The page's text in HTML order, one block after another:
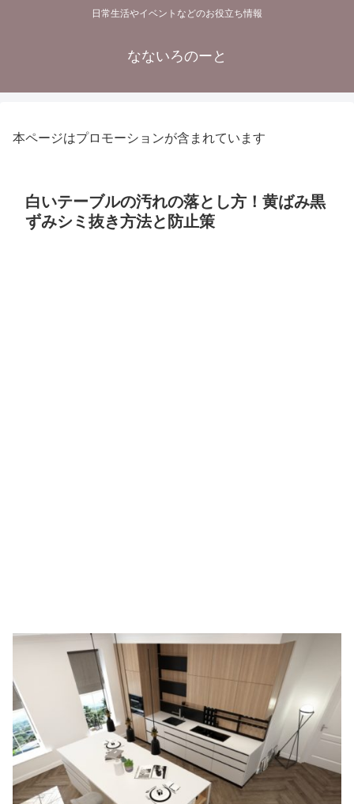
日常生活やイベントなどのお役立ち情報
なないろのーと
本ページはプロモーションが含まれています
白いテーブルの汚れの落とし方！黄ばみ黒
ずみシミ抜き方法と防止策